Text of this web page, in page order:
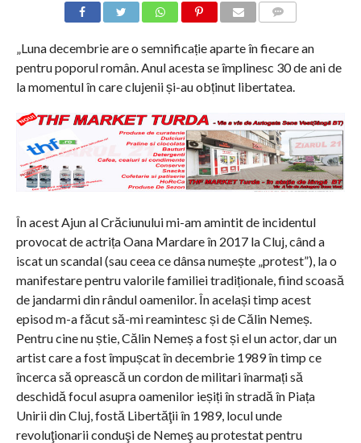
„Luna decembrie are o semnificație aparte în fiecare an
pentru poporul român. Anul acesta se împlinesc 30 de ani de
la momentul în care clujenii și-au obținut libertatea.
În acest Ajun al Crăciunului mi-am amintit de incidentul
provocat de actrița Oana Mardare în 2017 la Cluj, când a
iscat un scandal (sau ceea ce dânsa numește „protest”), la o
manifestare pentru valorile familiei tradiționale, fiind scoasă
de jandarmi din rândul oamenilor. În același timp acest
episod m-a făcut să-mi reamintesc și de Călin Nemeș.
Pentru cine nu știe, Călin Nemeș a fost și el un actor, dar un
artist care a fost împușcat în decembrie 1989 în timp ce
încerca să oprească un cordon de militari înarmați să
deschidă focul asupra oamenilor ieșiți în stradă în Piața
Unirii din Cluj, fostă Libertăţii în 1989, locul unde
revoluţionarii conduşi de Nemeş au protestat pentru